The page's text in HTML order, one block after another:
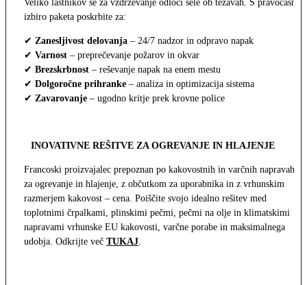
Veliko lastnikov se za vzdrževanje odloči šele ob težavah. S pravočasno
izbiro paketa poskrbite za:
✔ Zanesljivost delovanja – 24/7 nadzor in odpravo napak
✔ Varnost – preprečevanje požarov in okvar
✔ Brezskrbnost – reševanje napak na enem mestu
✔ Dolgoročne prihranke – analiza in optimizacija sistema
✔ Zavarovanje – ugodno kritje prek krovne police
INOVATIVNE REŠITVE ZA OGREVANJE IN HLAJENJE
Francoski proizvajalec prepoznan po kakovostnih in varčnih napravah
za ogrevanje in hlajenje, z občutkom za uporabnika in z vrhunskim
razmerjem kakovost – cena. Poiščite svojo idealno rešitev med
toplotnimi črpalkami, plinskimi pečmi, pečmi na olje in klimatskimi
napravami vrhunske EU kakovosti, varčne porabe in maksimalnega
udobja. Odkrijte več TUKAJ